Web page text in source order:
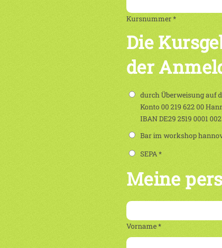
Kursnummer *
Die
der
durch Überweisung auf
Konto 00 219 622 00
IBAN DE29 2519 0001
Bar im workshop
SEPA *
Meine
Vorname *